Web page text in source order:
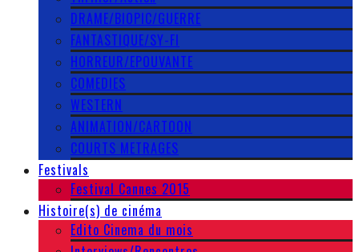
DRAME/BIOPIC/GUERRE
FANTASTIQUE/SY-FI
HORREUR/EPOUVANTE
COMEDIES
WESTERN
ANIMATION/CARTOON
COURTS METRAGES
Festivals
Festival Cannes 2015
Histoire(s) de cinéma
Edito Cinema du mois